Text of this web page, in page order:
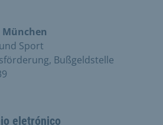
Sport
Bußgeldstelle
eletrónico